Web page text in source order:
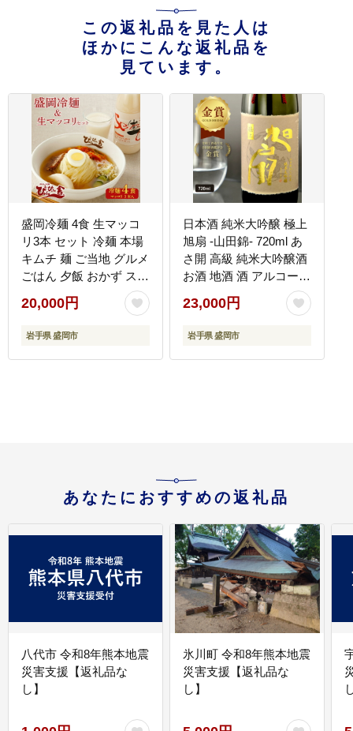
この返礼品を見た人は
ほかにこんな返礼品を
見ています。
盛岡冷麺 4食 生マッコ
リ3本 セット 冷麺 本場
キムチ 麺 ご当地 グルメ
ごはん 夕飯 おかず スー
プ 加工食品 めん 麺類
時短 本格 自家製 生麺
簡単 手軽 冷蔵 焼肉 冷
新鮮 夏 贈り物 贈答 三
20,000円
岩手県 盛岡市
日本酒 純米大吟醸 極上
旭扇 -山田錦- 720ml あ
さ開 高級 純米大吟醸酒
お酒 地酒 酒 アルコール
晩酌 家飲み ギフト プレ
ゼント 贈答 贈答品 フル
ーティー フルーティー
23,000円
岩手県 盛岡市
あなたにおすすめの返礼品
八代市 令和8年熊本地震
災害支援【返礼品な
し】
氷川町 令和8年熊本地震
災害支援【返礼品な
し】